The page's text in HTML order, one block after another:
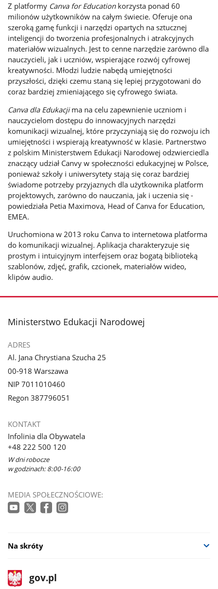
Z platformy Canva for Educationkorzysta ponad 60
milionów użytkowników na całym świecie. Oferuje ona
szeroką gamę funkcji i narzędzi opartych na sztucznej
inteligencji do tworzenia profesjonalnych i atrakcyjnych
materiałów wizualnych. Jest to cenne narzędzie zarówno dla
nauczycieli, jak i uczniów, wspierające rozwój cyfrowej
kreatywności. Młodzi ludzie nabędą umiejętności
przyszłości, dzięki czemu staną się lepiej przygotowani do
coraz bardziej zmieniającego się cyfrowego świata.
Canva dla Edukacjima na celu zapewnienie uczniom i
nauczycielom dostępu do innowacyjnych narzędzi
komunikacji wizualnej, które przyczyniają się do rozwoju ich
umiejętności i wspierają kreatywność w klasie. Partnerstwo
z polskim Ministerstwem Edukacji Narodowej odzwierciedla
znaczący udział Canvy w społeczności edukacyjnej w Polsce,
ponieważ szkoły i uniwersytety stają się coraz bardziej
świadome potrzeby przyjaznych dla użytkownika platform
projektowych, zarówno do nauczania, jak i uczenia się -
powiedziała Petia Maximova, Head of Canva for Education,
EMEA.
Uruchomiona w 2013 roku Canva to internetowa platforma
do komunikacji wizualnej. Aplikacja charakteryzuje się
prostym i intuicyjnym interfejsem oraz bogatą biblioteką
szablonów, zdjęć, grafik, czcionek, materiałów wideo,
klipów audio.
stopka
Ministerstwo Edukacji Narodowej
ADRES
Al. Jana Chrystiana Szucha 25
00-918 Warszawa
NIP 7011010460
Regon 387796051
KONTAKT
Infolinia dla Obywatela
+48 222 500 120
W dni robocze
w godzinach: 8:00-16:00
MEDIA SPOŁECZNOŚCIOWE:
Na skróty
stopka
gov.pl
Strona
gov.pl